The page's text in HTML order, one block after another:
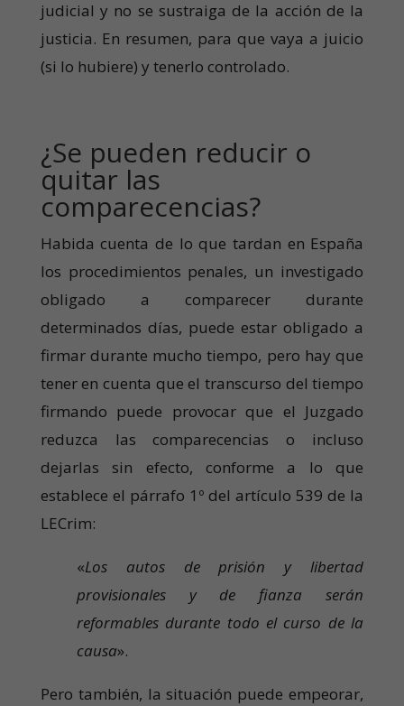
judicial y no se sustraiga de la acción de la
justicia. En resumen, para que vaya a juicio
(si lo hubiere) y tenerlo controlado.
¿Se pueden reducir o
quitar las
comparecencias?
Habida cuenta de lo que tardan en España
los procedimientos penales, un investigado
obligado a comparecer durante
determinados días, puede estar obligado a
firmar durante mucho tiempo, pero hay que
tener en cuenta que el transcurso del tiempo
firmando puede provocar que el Juzgado
reduzca las comparecencias o incluso
dejarlas sin efecto, conforme a lo que
establece el párrafo 1º del artículo 539 de la
LECrim:
«Los autos de prisión y libertad
provisionales y de fianza serán
reformables durante todo el curso de la
causa».
Pero también, la situación puede empeorar,